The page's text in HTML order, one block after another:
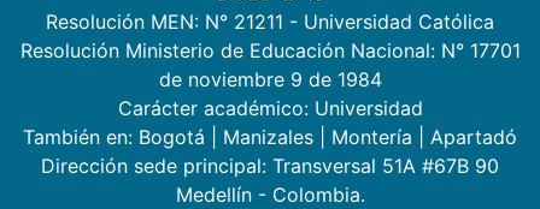
Resolución MEN: N° 21211 - Universidad Católica
Resolución Ministerio de Educación Nacional: N° 17701
de noviembre 9 de 1984
Carácter académico: Universidad
También en: Bogotá Manizales Montería
Apartadó
Dirección sede principal: Transversal 51A #67B 90
Medellín - Colombia.